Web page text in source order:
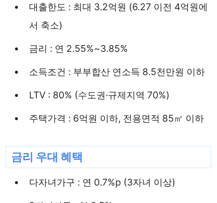
대출한도 : 최대 3.2억원 (6.27 이전 4억원에
서 축소)
금리 : 연 2.55%~3.85%
소득조건 : 부부합산 연소득 8.5천만원 이하
LTV : 80% (수도권·규제지역 70%)
주택가격 : 6억원 이하, 전용면적 85㎡ 이하
금리 우대 혜택
다자녀가구 : 연 0.7%p (3자녀 이상)